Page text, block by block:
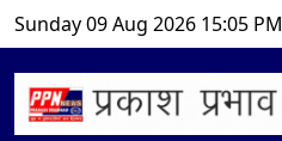
Sunday 09 Aug 2026 15:05 PM